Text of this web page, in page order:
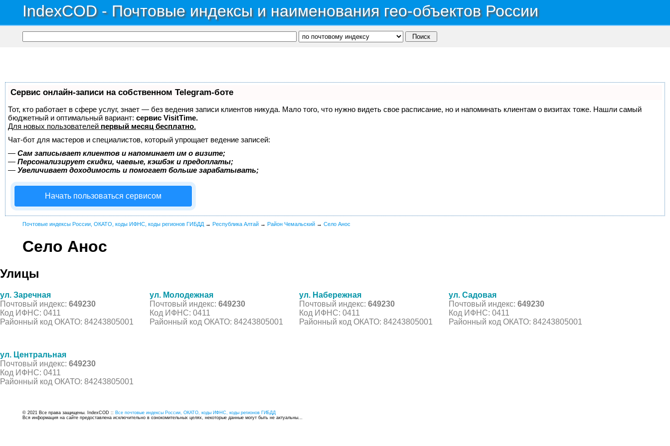
IndexCOD - Почтовые индексы и наименования гео-объектов России
Сервис онлайн-записи на собственном Telegram-боте
Тот, кто работает в сфере услуг, знает — без ведения записи клиентов никуда. Мало того, что нужно видеть свое расписание, но и напоминать клиентам о визитах тоже. Нашли самый
бюджетный и оптимальный вариант: сервис VisitTime.
Для новых пользователей первый месяц бесплатно.
Чат-бот для мастеров и специалистов, который упрощает ведение записей:
— Сам записывает клиентов и напоминает им о визите;
— Персонализирует скидки, чаевые, кэшбэк и предоплаты;
— Увеличивает доходимость и помогает больше зарабатывать;
Начать пользоваться сервисом
Почтовые индексы России, ОКАТО, коды ИФНС, коды регионов ГИБДД → Республика Алтай → Район Чемальский → Село Анос
Село Анос
Улицы
ул. Заречная
Почтовый индекс: 649230
Код ИФНС: 0411
Районный код ОКАТО: 84243805001
ул. Молодежная
Почтовый индекс: 649230
Код ИФНС: 0411
Районный код ОКАТО: 84243805001
ул. Набережная
Почтовый индекс: 649230
Код ИФНС: 0411
Районный код ОКАТО: 84243805001
ул. Садовая
Почтовый индекс: 649230
Код ИФНС: 0411
Районный код ОКАТО: 84243805001
ул. Центральная
Почтовый индекс: 649230
Код ИФНС: 0411
Районный код ОКАТО: 84243805001
© 2021 Все права защищены. IndexCOD :: Все почтовые индексы России, ОКАТО, коды ИФНС, коды регионов ГИБДД
Вся информация на сайте предоставлена исключительно в ознокомительных целях, некоторые данные могут быть не актуальны...